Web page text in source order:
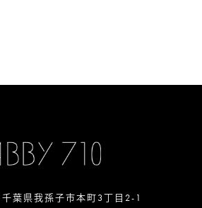
千葉県我孫子市本町3丁目2-1